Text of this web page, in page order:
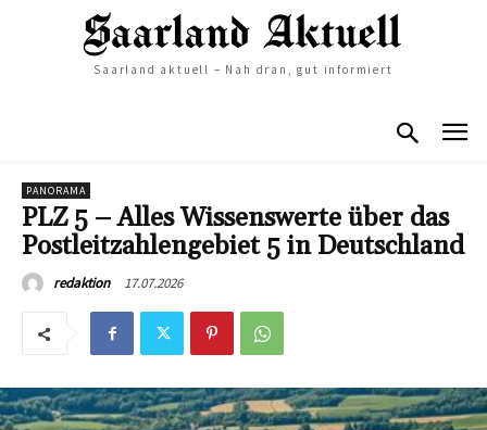
Saarland aktuell – Nah dran, gut informiert
PANORAMA
PLZ 5 – Alles Wissenswerte über das
Postleitzahlengebiet 5 in Deutschland
redaktion 17.07.2026